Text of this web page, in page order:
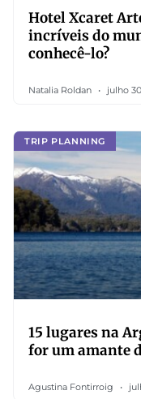
Hotel Xcaret
incríveis do
conhecê-lo?
Natalia Roldan julho
TRIP PLANNING
15 lugares na
for um amante
Agustina Fontirroig